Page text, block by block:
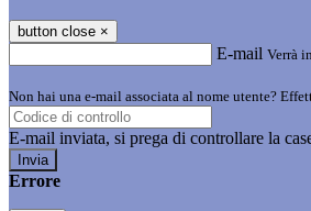
button close ×
E-mail Verrà
Non hai una e-mail associata al nome utente?
E-mail inviata, si prega di controllare la
Errore